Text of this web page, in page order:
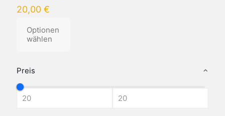
Preis
20,00 €
Optionen
wählen
Produkt
mehrere
Varianten